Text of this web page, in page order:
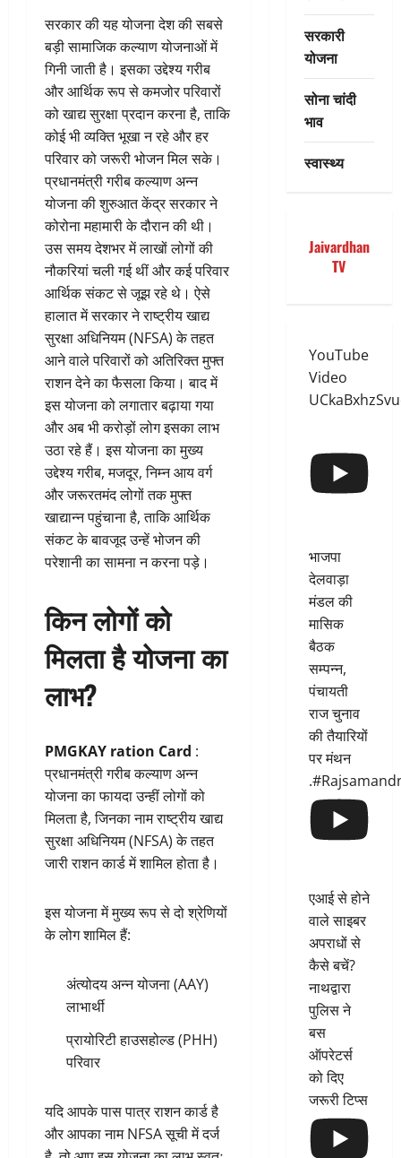
सरकार की यह योजना देश की सबसे
बड़ी सामाजिक कल्याण योजनाओं में
गिनी जाती है। इसका उद्देश्य गरीब
और आर्थिक रूप से कमजोर परिवारों
को खाद्य सुरक्षा प्रदान करना है, ताकि
कोई भी व्यक्ति भूखा न रहे और हर
परिवार को जरूरी भोजन मिल सके।
प्रधानमंत्री गरीब कल्याण अन्न
योजना की शुरुआत केंद्र सरकार ने
कोरोना महामारी के दौरान की थी।
उस समय देशभर में लाखों लोगों की
नौकरियां चली गई थीं और कई परिवार
आर्थिक संकट से जूझ रहे थे। ऐसे
हालात में सरकार ने राष्ट्रीय खाद्य
सुरक्षा अधिनियम (NFSA) के तहत
आने वाले परिवारों को अतिरिक्त मुफ्त
राशन देने का फैसला किया। बाद में
इस योजना को लगातार बढ़ाया गया
और अब भी करोड़ों लोग इसका लाभ
उठा रहे हैं। इस योजना का मुख्य
उद्देश्य गरीब, मजदूर, निम्न आय वर्ग
और जरूरतमंद लोगों तक मुफ्त
खाद्यान्न पहुंचाना है, ताकि आर्थिक
संकट के बावजूद उन्हें भोजन की
परेशानी का सामना न करना पड़े।
किन लोगों को
मिलता है योजना का
लाभ?
PMGKAY ration Card :
प्रधानमंत्री गरीब कल्याण अन्न
योजना का फायदा उन्हीं लोगों को
मिलता है, जिनका नाम राष्ट्रीय खाद्य
सुरक्षा अधिनियम (NFSA) के तहत
जारी राशन कार्ड में शामिल होता है।
इस योजना में मुख्य रूप से दो श्रेणियों
के लोग शामिल हैं:
अंत्योदय अन्न योजना (AAY)
लाभार्थी
प्रायोरिटी हाउसहोल्ड (PHH)
परिवार
यदि आपके पास पात्र राशन कार्ड है
और आपका नाम NFSA सूची में दर्ज
सरकारी
योजना
सोना चांदी
भाव
स्वास्थ्य
Jaivardhan
TV
YouTube
Video
भाजपा
देलवाड़ा
मंडल की
मासिक
बैठक
सम्पन्न,
पंचायती
राज चुनाव
की तैयारियों
पर मंथन
एआई से होने
वाले साइबर
अपराधों से
कैसे बचें?
नाथद्वारा
पुलिस ने
बस
ऑपरेटर्स
को दिए
जरूरी टिप्स